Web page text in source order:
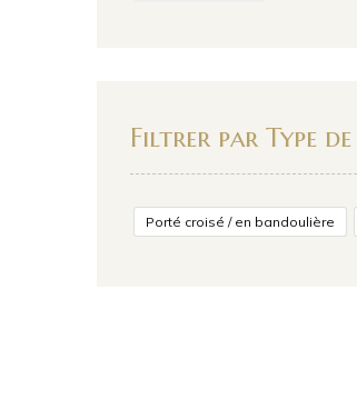
Filtrer par Type
Porté croisé / en bandoulière